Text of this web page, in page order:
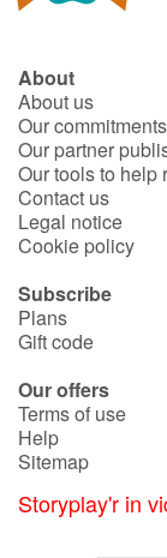
About
About us
Our commitments
Our partner
Our tools to help
Contact us
Legal notice
Cookie policy
Subscribe
Plans
Gift code
Our offers
Terms of use
Help
Sitemap
Storyplay'r in